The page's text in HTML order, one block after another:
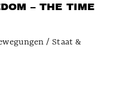
– THE TIME
/ Staat &